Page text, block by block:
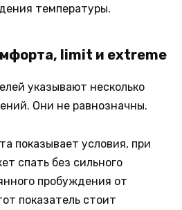
температуры.
limit и extreme
указывают несколько
Они не равнозначны.
показывает условия, при
спать без сильного
пробуждения от
показатель стоит